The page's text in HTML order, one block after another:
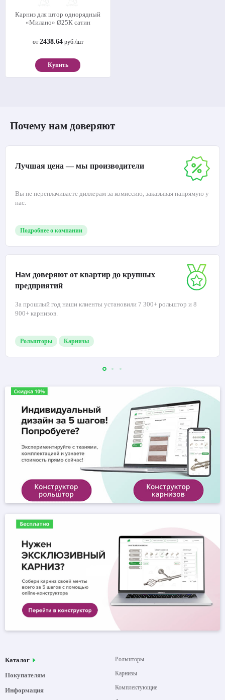
Карниз для штор однорядный
«Милано» Ø25К сатин
от 2438.64руб./шт
Купить
Почему нам доверяют
Лучшая цена — мы производители
Вы не переплачиваете диллерам за комиссию, заказывая напрямую у
нас.
Подробнее о компании
Нам доверяют от квартир до крупных
предприятий
За прошлый год наши клиенты установили 7 300+ рольштор и 8
900+ карнизов.
Рольшторы Карнизы
Каталог
Покупателям
Информация
Рольшторы
Карнизы
Комплектующие